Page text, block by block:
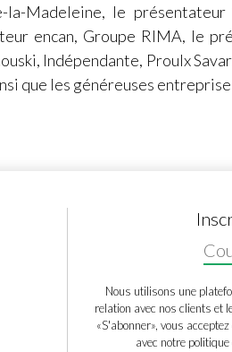
Madeleine, le
encan, Groupe RIMA, le
Indépendante, Proulx
que les généreuses
Nous utilisons une
relation avec nos clients et
«S'abonner», vous
avec notre